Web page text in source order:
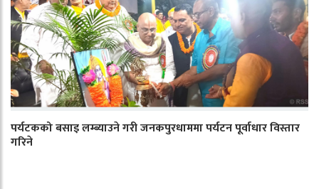
पर्यटकको बसाइ लम्ब्याउने गरी जनकपुरधाममा पर्यटन पूर्वाधार विस्तार
गरिने